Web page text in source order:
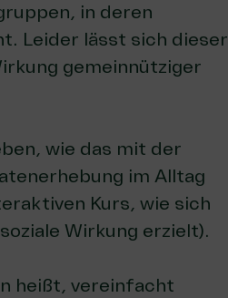
in deren
Leider lässt sich dieser
gemeinnütziger
wie das mit der
im Alltag
Kurs, wie sich
Wirkung erzielt).
heißt, vereinfacht